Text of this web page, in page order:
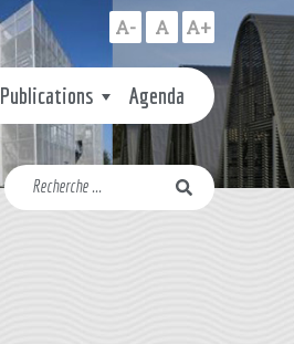
Publications Agenda
A- A A+